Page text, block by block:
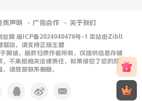
责声明 广告合作 关于我们
业网 闽ICP备2024040476号-1 本站由Zibll
驱动，请支持正版主题
网络，版权归原作者所有，仅提供信息存储
，不承担相关法律责任，如果侵犯了您的权
，请底部联系删除。